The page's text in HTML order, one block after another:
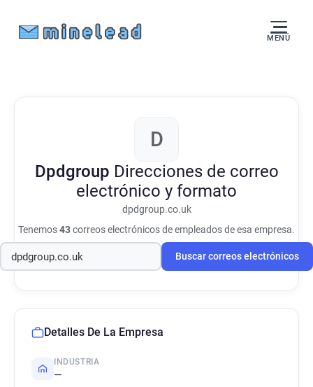
MENÚ
D
Dpdgroup Direcciones de correo
electrónico y formato
dpdgroup.co.uk
Tenemos43correos electrónicos de empleados de esa empresa.
Buscar correos electrónicos
Detalles De La Empresa
INDUSTRIA
—